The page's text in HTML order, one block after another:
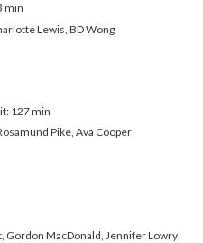
min
Lewis, BD Wong
127 min
Pike, Ava Cooper
Gordon MacDonald, Jennifer Lowry